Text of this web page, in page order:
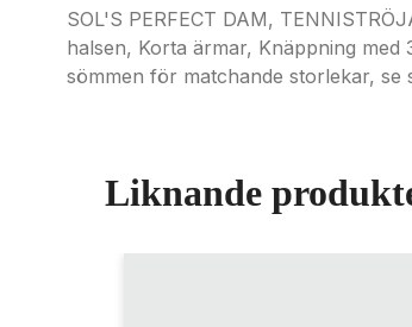
SOL'S PERFECT DAM,
halsen, Korta ärmar, Knäppning
sömmen för matchande storlekar,
Liknande